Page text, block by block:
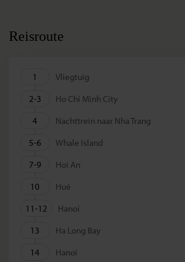
Reisroute
1
Vliegtuig
2-3
Ho Chi Minh City
4
Nachttrein naar Nha Trang
5-6
Whale Island
7-9
Hoi An
10
Hué
11-12
Hanoi
13
Ha Long Bay
14
Hanoi